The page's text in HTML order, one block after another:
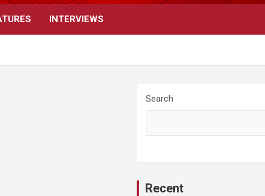
INTERVIEWS
Search
Recent